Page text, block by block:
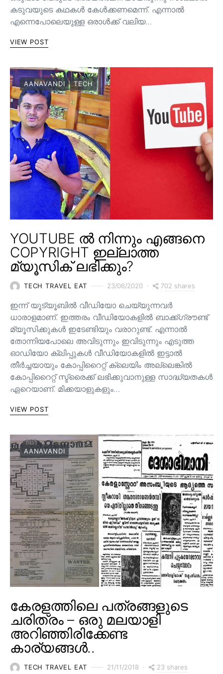
കടുവയുടെ കഥകൾ കേൾക്കണമെന്ന്. എന്നാൽ
എന്നെപോലെയുള്ള ഒരാൾക്ക് വലിയ…
VIEW POST
AANAVANDI TECH
YOUTUBE ൽ നിന്നും എങ്ങനെ
COPYRIGHT ഇല്ലാത്ത
മ്യൂസിക് ലഭിക്കും?
TECH TRAVEL EAT 23/06/2020 702 shares
ഇന്ന് യൂട്യൂബിൽ വീഡിയോ ചെയ്യുന്നവർ
ധാരാളമാണ്. ഇത്തരം വീഡിയോകളിൽ ബാക്ക്ഗ്രൗണ്ട്
മ്യൂസിക്കുകൾ ഇടേണ്ടിയും വരാറുണ്ട്. എന്നാൽ
തോന്നിയപോലെ അവിടുന്നും ഇവിടുന്നും എടുത്ത
ഓഡിയോ ക്ലിപ്പുകൾ വീഡിയോകളിൽ ഇട്ടാൽ
തീർച്ചയായും കോപ്പിറൈറ്റ് ക്ലെയിം അല്ലെങ്കിൽ
കോപ്പിറൈറ്റ് സ്ട്രൈക്ക് ലഭിക്കുവാനുള്ള സാദ്ധ്യതകൾ
ഏറെയാണ്. മിക്കയാളുകളും…
VIEW POST
AANAVANDI
കേരളത്തിലെ പത്രങ്ങളുടെ
ചരിത്രം – ഒരു മലയാളി
അറിഞ്ഞിരിക്കേണ്ട
കാര്യങ്ങൾ..
TECH TRAVEL EAT 21/11/2018 23 shares